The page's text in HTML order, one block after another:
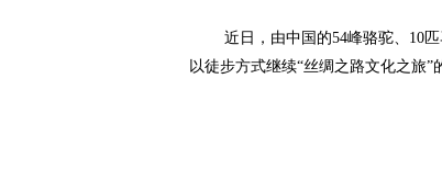
近日，由中国的54峰骆驼、10匹
以徒步方式继续“丝绸之路文化之旅